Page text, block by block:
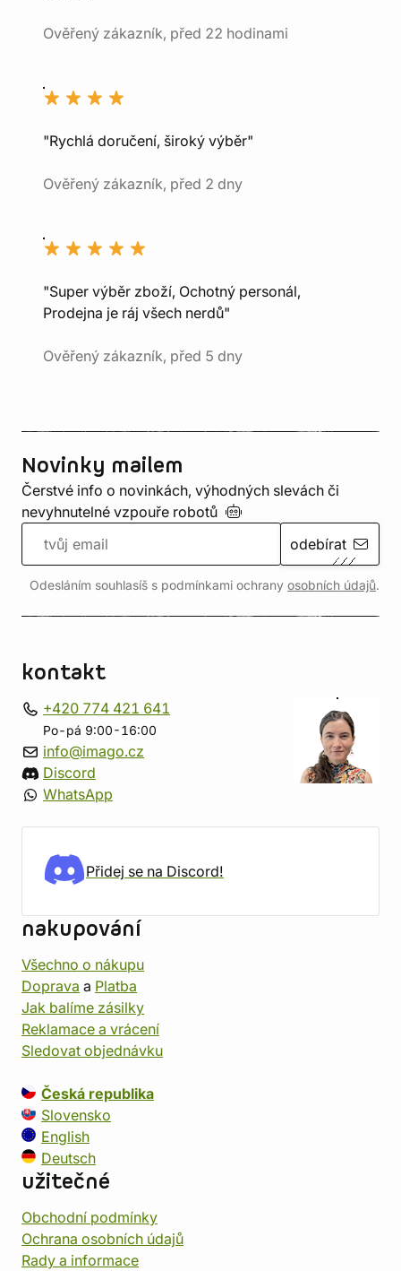
Ověřený zákazník, před 22 hodinami
"Rychlá doručení, široký výběr"
Ověřený zákazník, před 2 dny
"Super výběr zboží, Ochotný personál,
Prodejna je ráj všech nerdů"
Ověřený zákazník, před 5 dny
Novinky mailem
Čerstvé info o novinkách, výhodných slevách či
nevyhnutelné vzpouře robotů
odebírat
Odesláním souhlasíš s podmínkami ochrany osobních údajů.
kontakt
+420 774 421 641
Po-pá 9:00-16:00
info@imago.cz
Discord
WhatsApp
Přidej se na Discord!
nakupování
Všechno o nákupu
Doprava a Platba
Jak balíme zásilky
Reklamace a vrácení
Sledovat objednávku
Česká republika
Slovensko
English
Deutsch
užitečné
Obchodní podmínky
Ochrana osobních údajů
Rady a informace